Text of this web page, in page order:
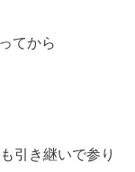
てから
引き継いで参り